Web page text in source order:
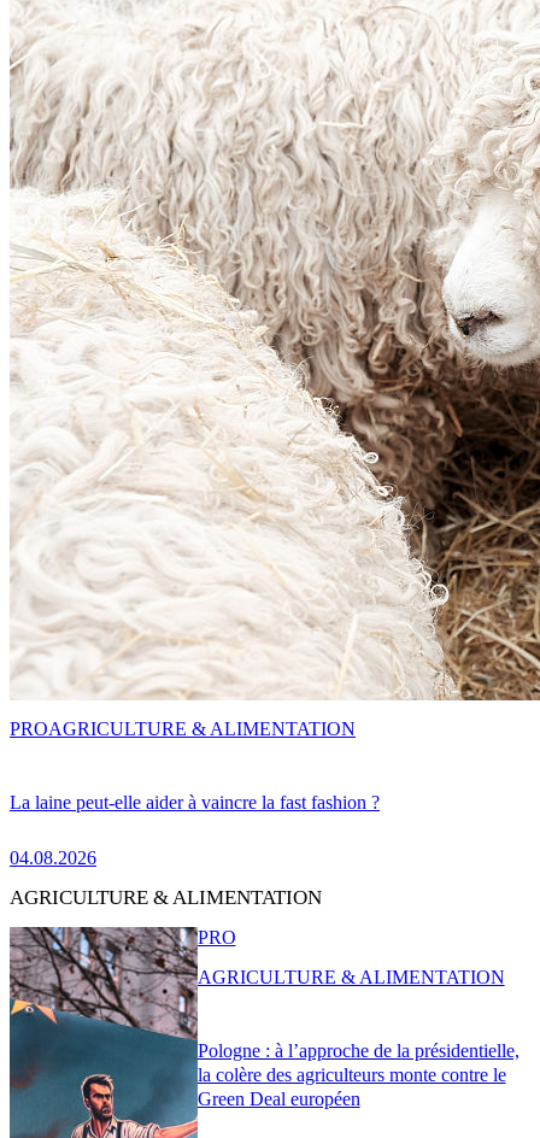
La laine peut-elle aider à vaincre la fast fashion ?
04.08.2026
PROAGRICULTURE & ALIMENTATION
AGRICULTURE & ALIMENTATION
Pologne : à l’approche de la présidentielle,
la colère des agriculteurs monte contre le
Green Deal européen
PRO
AGRICULTURE & ALIMENTATION